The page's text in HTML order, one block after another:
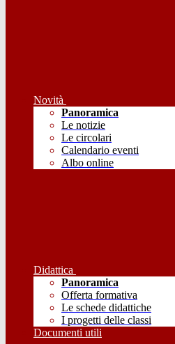
Novità
Panoramica
Le notizie
Le circolari
Calendario eventi
Albo online
Didattica
Panoramica
Offerta formativa
Le schede didattiche
I progetti delle classi
Documenti utili